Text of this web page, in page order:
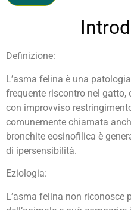
Definizione:
L’asma felina è una
frequente riscontro nel gatto,
con improvviso
comunemente chiamata
bronchite eosinofilica è
di ipersensibilità.
Eziologia:
L’asma felina non riconosce